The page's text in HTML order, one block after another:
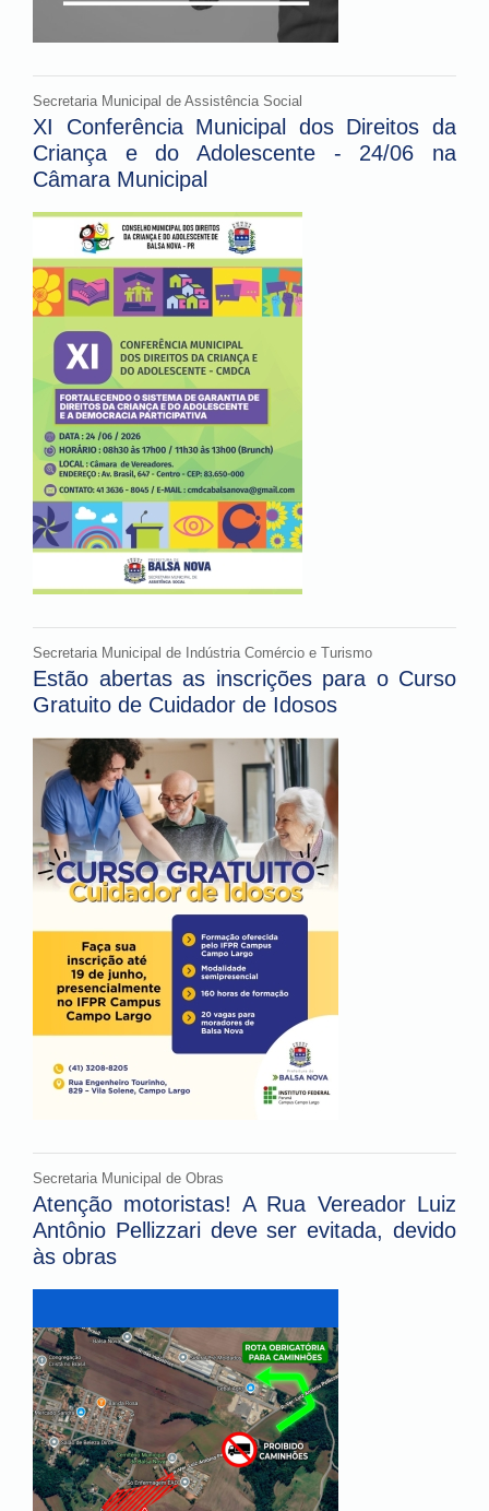
Secretaria Municipal de Assistência Social
XI Conferência Municipal dos Direitos da
Criança e do Adolescente - 24/06 na
Câmara Municipal
Secretaria Municipal de Indústria Comércio e Turismo
Estão abertas as inscrições para o Curso
Gratuito de Cuidador de Idosos
Secretaria Municipal de Obras
Atenção motoristas! A Rua Vereador Luiz
Antônio Pellizzari deve ser evitada, devido
às obras